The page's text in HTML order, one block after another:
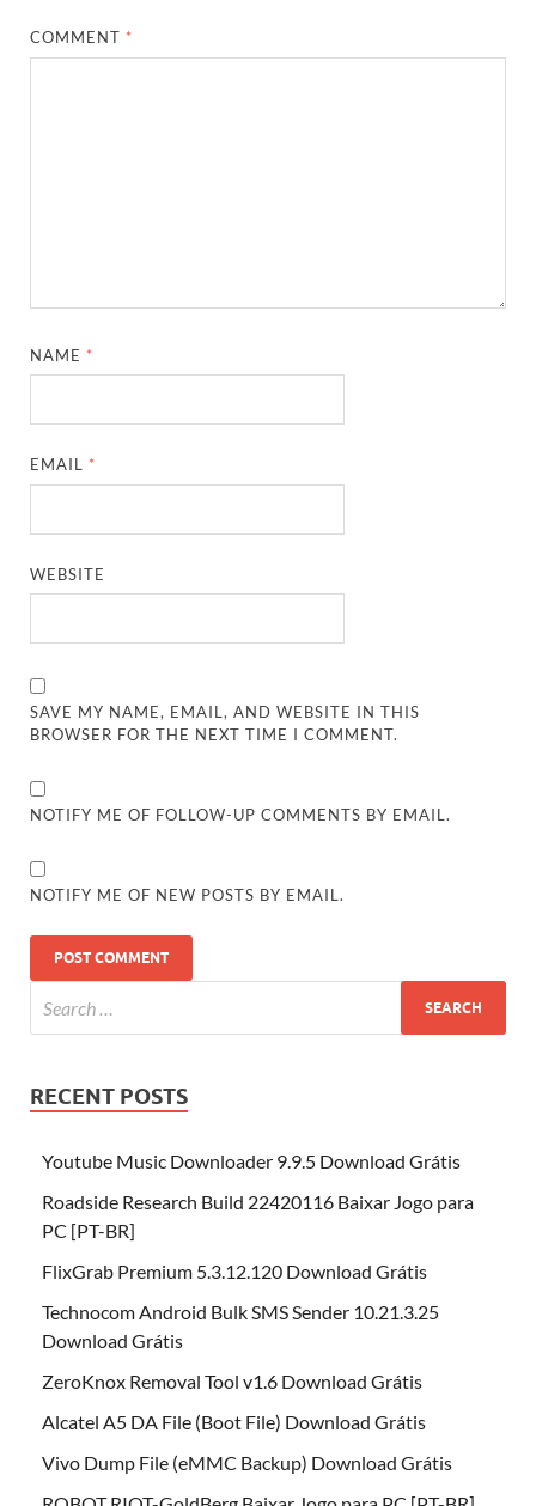
COMMENT *
NAME *
EMAIL *
WEBSITE
SAVE MY NAME, EMAIL, AND WEBSITE IN THIS
BROWSER FOR THE NEXT TIME I COMMENT.
NOTIFY ME OF FOLLOW-UP COMMENTS BY EMAIL.
NOTIFY ME OF NEW POSTS BY EMAIL.
RECENT POSTS
Youtube Music Downloader 9.9.5 Download Grátis
Roadside Research Build 22420116 Baixar Jogo para
PC [PT-BR]
FlixGrab Premium 5.3.12.120 Download Grátis
Technocom Android Bulk SMS Sender 10.21.3.25
Download Grátis
ZeroKnox Removal Tool v1.6 Download Grátis
Alcatel A5 DA File (Boot File) Download Grátis
Vivo Dump File (eMMC Backup) Download Grátis